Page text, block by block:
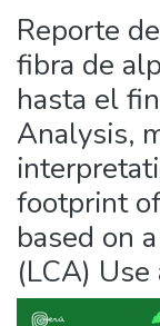
Reporte
fibra de
hasta el
Analysis,
footprint
based on
(LCA)